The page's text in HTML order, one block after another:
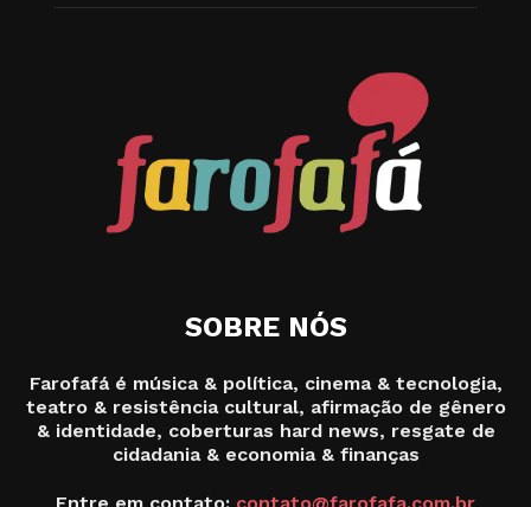
SOBRE NÓS
Farofafá é música & política, cinema & tecnologia,
teatro & resistência cultural, afirmação de gênero
& identidade, coberturas hard news, resgate de
cidadania & economia & finanças